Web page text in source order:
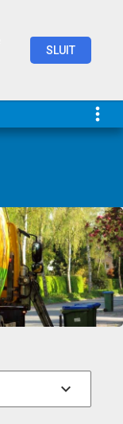
SLUIT